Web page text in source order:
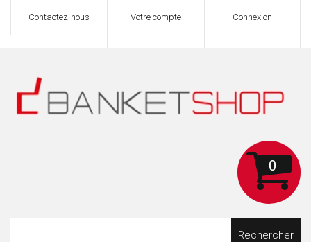
Connexion
Votre compte
Contactez-nous
0
Rechercher